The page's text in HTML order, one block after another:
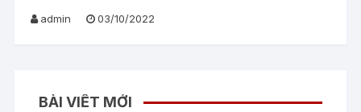
admin 03/10/2022
BÀI VIẾT MỚI